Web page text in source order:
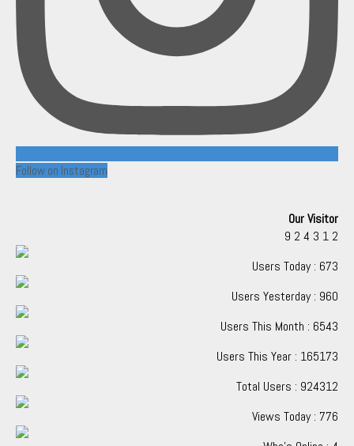
Follow on Instagram
Our Visitor
9 2 4 3 1 2
Users Today : 673
Users Yesterday : 960
Users This Month : 6543
Users This Year : 165173
Total Users : 924312
Views Today : 776